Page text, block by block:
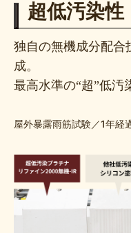
超低汚染性
独自の無機成分配合
成。
最高水準の“超”低汚
屋外暴露雨筋試験／1年経